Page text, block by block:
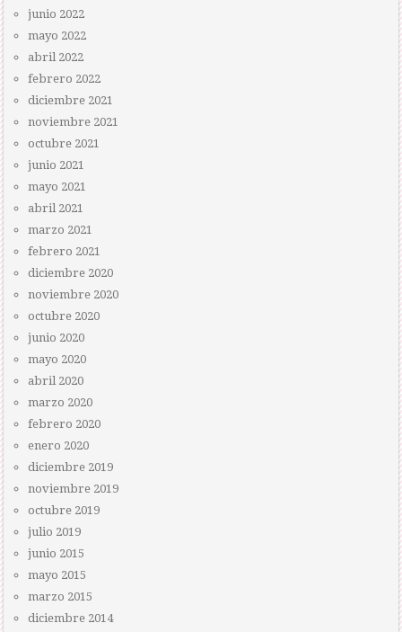
junio 2022
mayo 2022
abril 2022
febrero 2022
diciembre 2021
noviembre 2021
octubre 2021
junio 2021
mayo 2021
abril 2021
marzo 2021
febrero 2021
diciembre 2020
noviembre 2020
octubre 2020
junio 2020
mayo 2020
abril 2020
marzo 2020
febrero 2020
enero 2020
diciembre 2019
noviembre 2019
octubre 2019
julio 2019
junio 2015
mayo 2015
marzo 2015
diciembre 2014